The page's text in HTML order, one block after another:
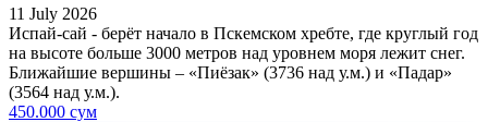
11 July 2026
Испай-сай - берёт начало в Пскемском хребте, где круглый год
на высоте больше 3000 метров над уровнем моря лежит снег.
Ближайшие вершины – «Пиёзак» (3736 над у.м.) и «Падар»
(3564 над у.м.).
450.000 сум